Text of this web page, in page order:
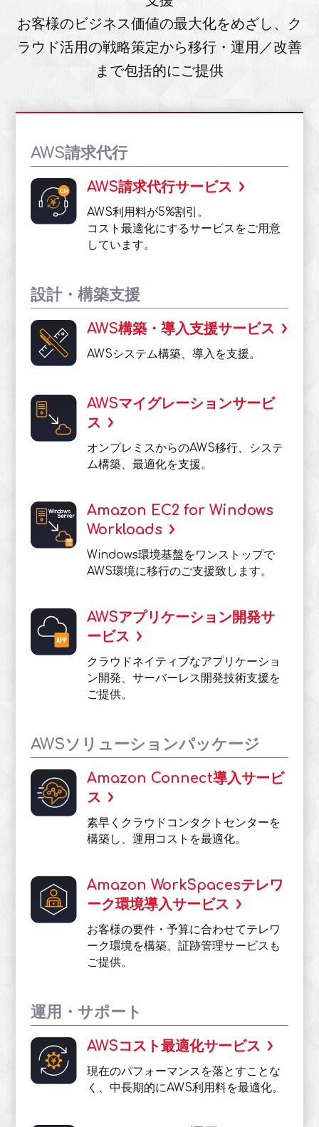
お客様のビジネス価値の最大化をめざし、ク
ラウド活用の戦略策定から移行・運用／改善
まで包括的にご提供
AWS請求代行
AWS請求代行サービス
AWS利用料が5%割引。
コスト最適化にするサービスをご用意
しています。
設計・構築支援
AWS構築・導入支援サービス
AWSシステム構築、導入を支援。
AWSマイグレーションサービ
ス
オンプレミスからのAWS移行、システ
ム構築、最適化を支援。
Amazon EC2 for Windows
Workloads
Windows環境基盤をワンストップで
AWS環境に移行のご支援致します。
AWSアプリケーション開発サ
ービス
クラウドネイティブなアプリケーショ
ン開発、サーバーレス開発技術支援を
ご提供。
AWSソリューションパッケージ
Amazon Connect導入サービ
ス
素早くクラウドコンタクトセンターを
構築し、運用コストを最適化。
Amazon WorkSpacesテレワ
ーク環境導入サービス
お客様の要件・予算に合わせてテレワ
ーク環境を構築、証跡管理サービスも
ご提供。
運用・サポート
AWSコスト最適化サービス
現在のパフォーマンスを落とすことな
く、中⻑期的にAWS利用料を最適化。